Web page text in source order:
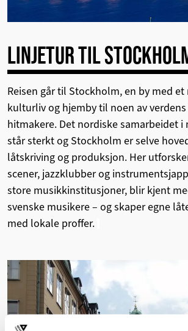
LINJETUR TIL
Reisen går til Stockholm, en by med
kulturliv og hjemby til noen av
hitmakere. Det nordiske samarbeidet i
står sterkt og Stockholm er selve
låtskriving og produksjon. Her
scener, jazzklubber og
store musikkinstitusjoner, blir kjent
svenske musikere – og skaper egne
med lokale proffer.